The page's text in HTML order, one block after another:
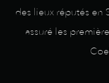
des lieux réputés en
assuré les